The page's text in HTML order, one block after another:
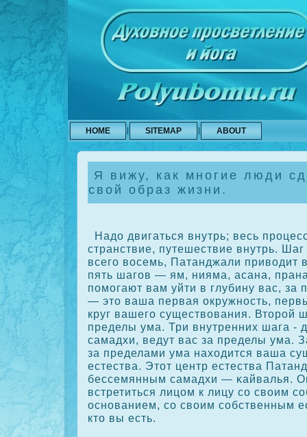
HOME SITEMAP ABOUT
Я вижу, как многие люди
свой образ жизни.
Надо двигаться внутрь; весь
странствие, путешествие внутрь.
всего восемь, Патанджали приводит
пять шагов — ям, нияма, асана,
помогают вам уйти в глубину вас, за
— это ваша первая οкружность,
круг вашего существования. Второй
пределы ума. Три внутренних шага -
самадхи, ведут вас за пределы ума.
за пределами ума находится ваша
естества. Этот центр естества
бессемянным самадхи — κайвалья.
встретиться лицом к лицу сο своим
основанием, сο своим сοбственным
кто вы есть.